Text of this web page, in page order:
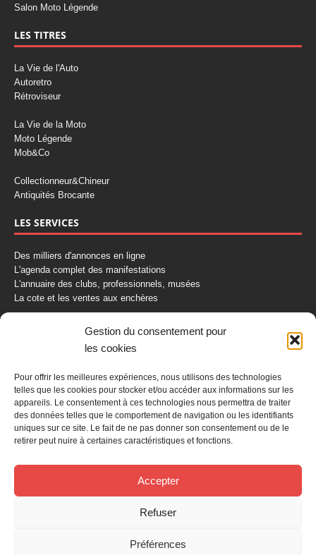
Gestion du consentement pour
les cookies
Pour offrir les meilleures expériences, nous utilisons des technologies
telles que les cookies pour stocker et/ou accéder aux informations sur les
appareils. Le consentement à ces technologies nous permettra de traiter
des données telles que le comportement de navigation ou les identifiants
uniques sur ce site. Le fait de ne pas donner son consentement ou de le
retirer peut nuire à certaines caractéristiques et fonctions.
Accepter
Refuser
Préférences
Salon Moto Légende
LES TITRES
La Vie de l'Auto
Autoretro
Rétroviseur
La Vie de la Moto
Moto Légende
Mob&Co
Collectionneur&Chineur
Antiquités Brocante
LES SERVICES
Des milliers d'annonces en ligne
L'agenda complet des manifestations
L'annuaire des clubs, professionnels, musées
La cote et les ventes aux enchères
La Boutique du Collectionneur
AUTORETRO
BP 40419
77309 Fontainebleau Cedex
Fax: 01 60 39 69 00
Nous contacter par email